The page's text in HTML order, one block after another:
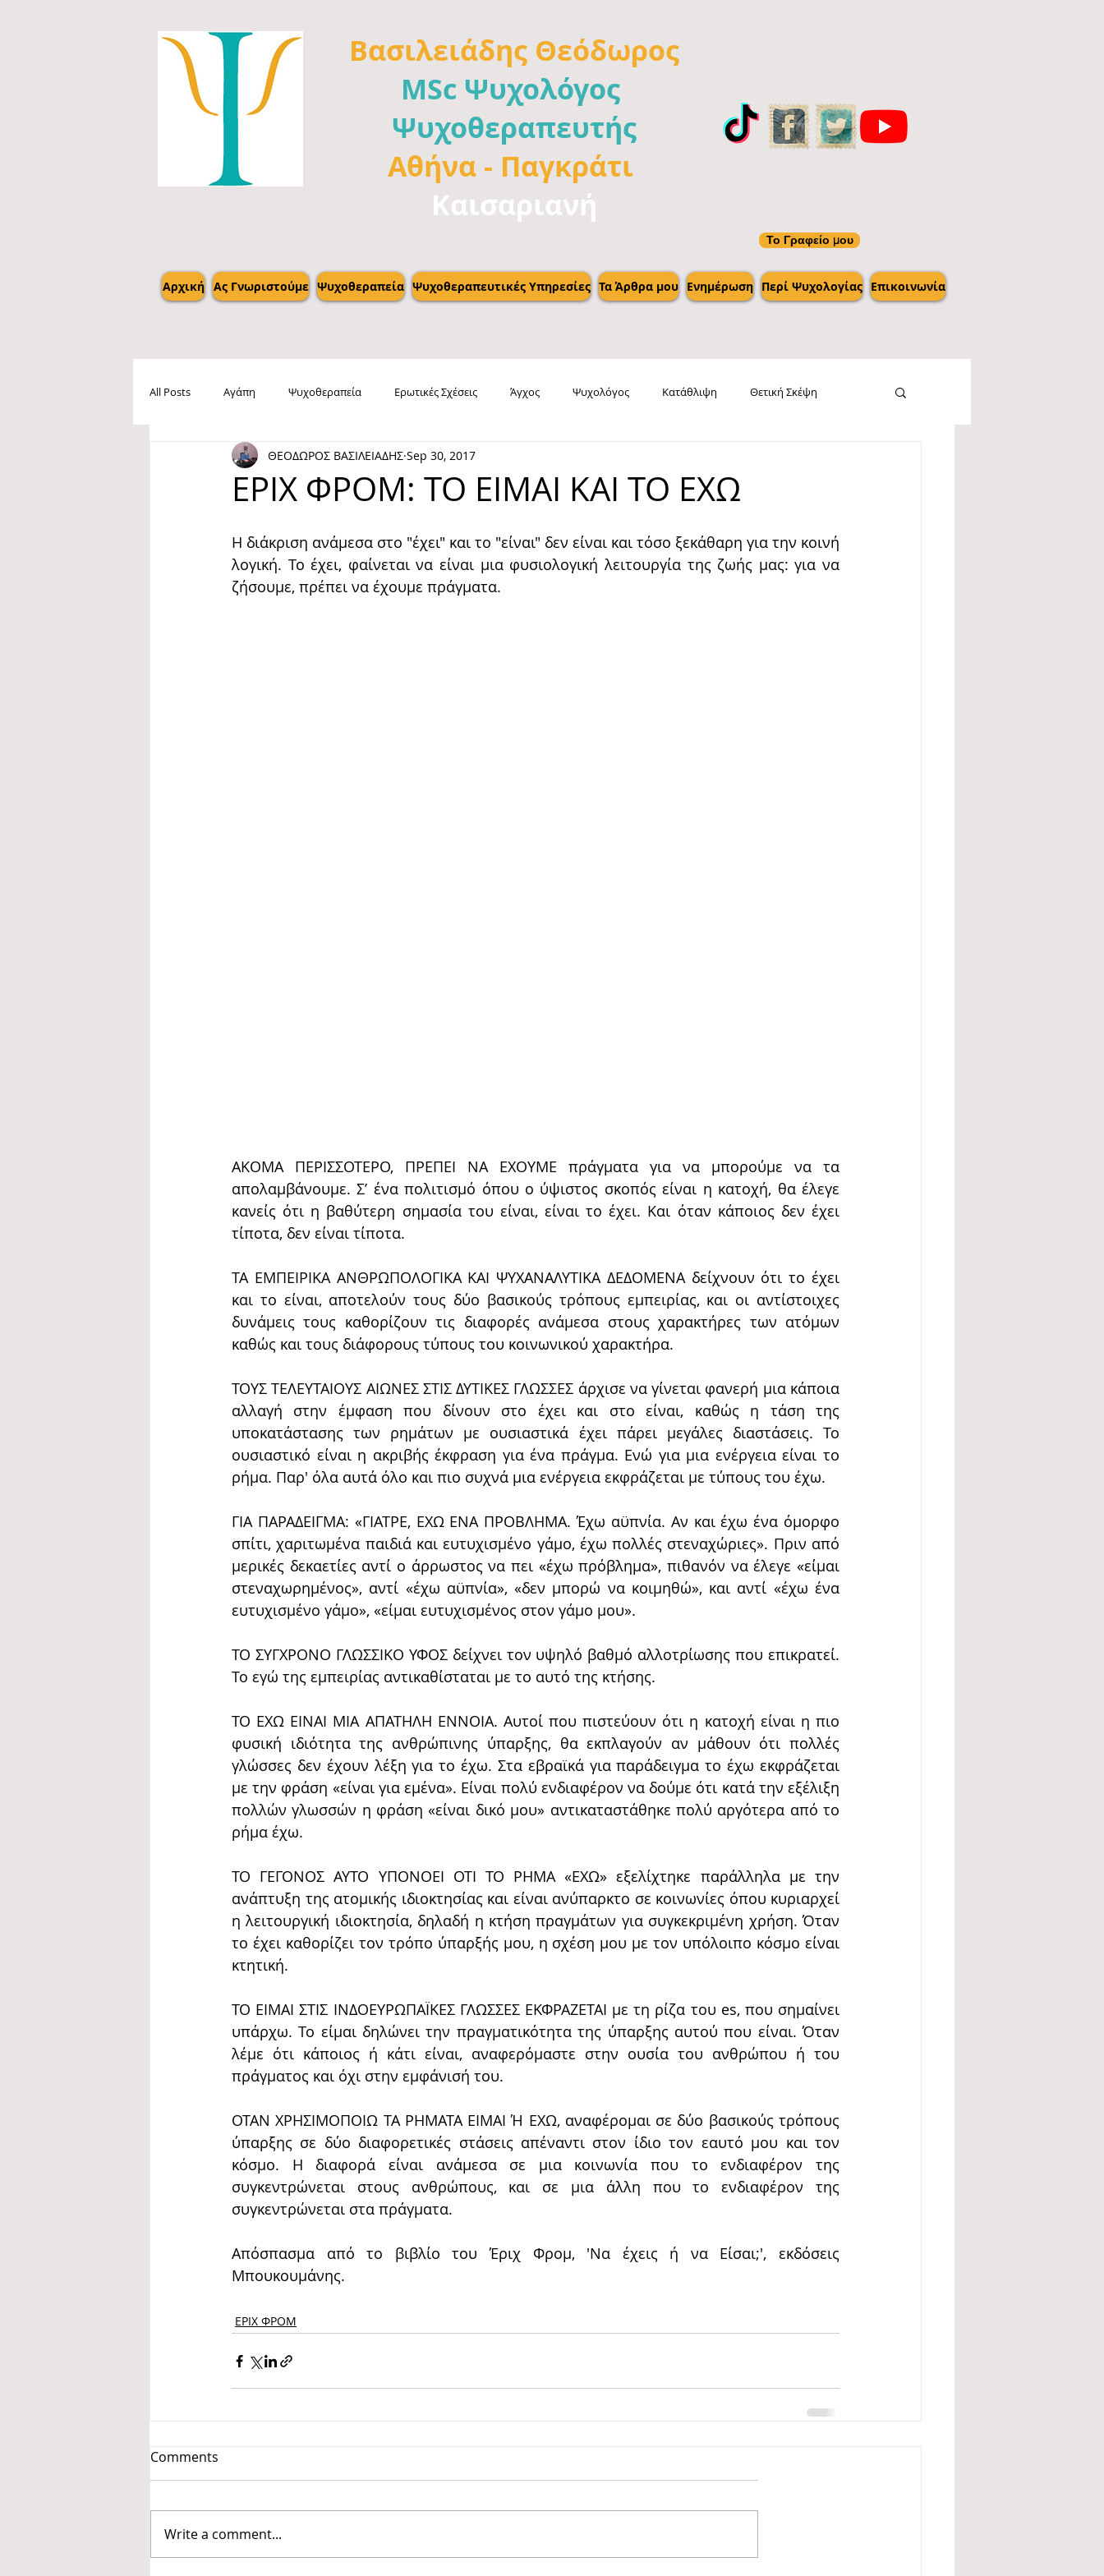
Βασιλειάδης Θεόδωρος
MSc Ψυχολόγος
Ψυχοθεραπευτής
Αθήνα - Παγκράτι
Καισαριανή
Το Γραφείο μου
Αρχική Ας Γνωριστούμε Ψυχοθεραπεία Ψυχοθεραπευτικές Υπηρεσίες Τα Άρθρα μου Ενημέρωση Περί Ψυχολογίας Επικοινωνία
All Posts Αγάπη Ψυχοθεραπεία Ερωτικές Σχέσεις Άγχος Ψυχολόγος Κατάθλιψη Θετική Σκέψη
Βία Mobbing Υπαρξιακή Ψυχοθεραπεία
Oμοφοβία Ίρβιν Γιάλομ Μοναξιά Χρόνια Πολλά
ΕΡΙΧ ΦΡΟΜ: TO ΕΙΜΑΙ ΚΑΙ ΤΟ ΕΧΩ
ΘΕΟΔΩΡΟΣ ΒΑΣΙΛΕΙΑΔΗΣ Sep 30, 2017
Η διάκριση ανάμεσα στο "έχει" και το "είναι" δεν είναι και τόσο ξεκάθαρη για την κοινή
λογική. Το έχει, φαίνεται να είναι μια φυσιολογική λειτουργία της ζωής μας: για να
ζήσουμε, πρέπει να έχουμε πράγματα.
ΑΚΟΜΑ ΠΕΡΙΣΣΟΤΕΡΟ, ΠΡΕΠΕΙ ΝΑ ΕΧΟΥΜΕ πράγματα για να μπορούμε να τα
απολαμβάνουμε. Σ’ ένα πολιτισμό όπου ο ύψιστος σκοπός είναι η κατοχή, θα έλεγε
κανείς ότι η βαθύτερη σημασία του είναι, είναι το έχει. Και όταν κάποιος δεν έχει
τίποτα, δεν είναι τίποτα.
ΤΑ ΕΜΠΕΙΡΙΚΑ ΑΝΘΡΩΠΟΛΟΓΙΚΑ ΚΑΙ ΨΥΧΑΝΑΛΥΤΙΚΑ ΔΕΔΟΜΕΝΑ δείχνουν ότι το έχει
και το είναι, αποτελούν τους δύο βασικούς τρόπους εμπειρίας, και οι αντίστοιχες
δυνάμεις τους καθορίζουν τις διαφορές ανάμεσα στους χαρακτήρες των ατόμων
καθώς και τους διάφορους τύπους του κοινωνικού χαρακτήρα.
ΤΟΥΣ ΤΕΛΕΥΤΑΙΟΥΣ ΑΙΩΝΕΣ ΣΤΙΣ ΔΥΤΙΚΕΣ ΓΛΩΣΣΕΣ άρχισε να γίνεται φανερή μια κάποια
αλλαγή στην έμφαση που δίνουν στο έχει και στο είναι, καθώς η τάση της
υποκατάστασης των ρημάτων με ουσιαστικά έχει πάρει μεγάλες διαστάσεις. Το
ουσιαστικό είναι η ακριβής έκφραση για ένα πράγμα. Ενώ για μια ενέργεια είναι το
ρήμα. Παρ' όλα αυτά όλο και πιο συχνά μια ενέργεια εκφράζεται με τύπους του έχω.
ΓΙΑ ΠΑΡΑΔΕΙΓΜΑ: «ΓΙΑΤΡΕ, ΕΧΩ ΕΝΑ ΠΡΟΒΛΗΜΑ. Έχω αϋπνία. Αν και έχω ένα όμορφο
σπίτι, χαριτωμένα παιδιά και ευτυχισμένο γάμο, έχω πολλές στεναχώριες». Πριν από
μερικές δεκαετίες αντί ο άρρωστος να πει «έχω πρόβλημα», πιθανόν να έλεγε «είμαι
στεναχωρημένος», αντί «έχω αϋπνία», «δεν μπορώ να κοιμηθώ», και αντί «έχω ένα
ευτυχισμένο γάμο», «είμαι ευτυχισμένος στον γάμο μου».
ΤΟ ΣΥΓΧΡΟΝΟ ΓΛΩΣΣΙΚΟ ΥΦΟΣ δείχνει τον υψηλό βαθμό αλλοτρίωσης που επικρατεί.
Το εγώ της εμπειρίας αντικαθίσταται με το αυτό της κτήσης.
ΤΟ ΕΧΩ ΕΙΝΑΙ ΜΙΑ ΑΠΑΤΗΛΗ ΕΝΝΟΙΑ. Αυτοί που πιστεύουν ότι η κατοχή είναι η πιο
φυσική ιδιότητα της ανθρώπινης ύπαρξης, θα εκπλαγούν αν μάθουν ότι πολλές
γλώσσες δεν έχουν λέξη για το έχω. Στα εβραϊκά για παράδειγμα το έχω εκφράζεται
με την φράση «είναι για εμένα». Είναι πολύ ενδιαφέρον να δούμε ότι κατά την εξέλιξη
πολλών γλωσσών η φράση «είναι δικό μου» αντικαταστάθηκε πολύ αργότερα από το
ρήμα έχω.
ΤΟ ΓΕΓΟΝΟΣ ΑΥΤΟ ΥΠΟΝΟΕΙ ΟΤΙ ΤΟ ΡΗΜΑ «ΕΧΩ» εξελίχτηκε παράλληλα με την
ανάπτυξη της ατομικής ιδιοκτησίας και είναι ανύπαρκτο σε κοινωνίες όπου κυριαρχεί
η λειτουργική ιδιοκτησία, δηλαδή η κτήση πραγμάτων για συγκεκριμένη χρήση. Όταν
το έχει καθορίζει τον τρόπο ύπαρξής μου, η σχέση μου με τον υπόλοιπο κόσμο είναι
κτητική.
ΤΟ ΕΙΜΑΙ ΣΤΙΣ ΙΝΔΟΕΥΡΩΠΑΪΚΕΣ ΓΛΩΣΣΕΣ ΕΚΦΡΑΖΕΤΑΙ με τη ρίζα του es, που σημαίνει
υπάρχω. Το είμαι δηλώνει την πραγματικότητα της ύπαρξης αυτού που είναι. Όταν
λέμε ότι κάποιος ή κάτι είναι, αναφερόμαστε στην ουσία του ανθρώπου ή του
πράγματος και όχι στην εμφάνισή του.
ΟΤΑΝ ΧΡΗΣΙΜΟΠΟΙΩ ΤΑ ΡΗΜΑΤΑ ΕΙΜΑΙ Ή ΕΧΩ, αναφέρομαι σε δύο βασικούς τρόπους
ύπαρξης σε δύο διαφορετικές στάσεις απέναντι στον ίδιο τον εαυτό μου και τον
κόσμο. Η διαφορά είναι ανάμεσα σε μια κοινωνία που το ενδιαφέρον της
συγκεντρώνεται στους ανθρώπους, και σε μια άλλη που το ενδιαφέρον της
συγκεντρώνεται στα πράγματα.
Απόσπασμα από το βιβλίο του Έριχ Φρομ, 'Να έχεις ή να Είσαι;', εκδόσεις
Μπουκουμάνης.
ΕΡΙΧ ΦΡΟΜ
Comments
Write a comment...